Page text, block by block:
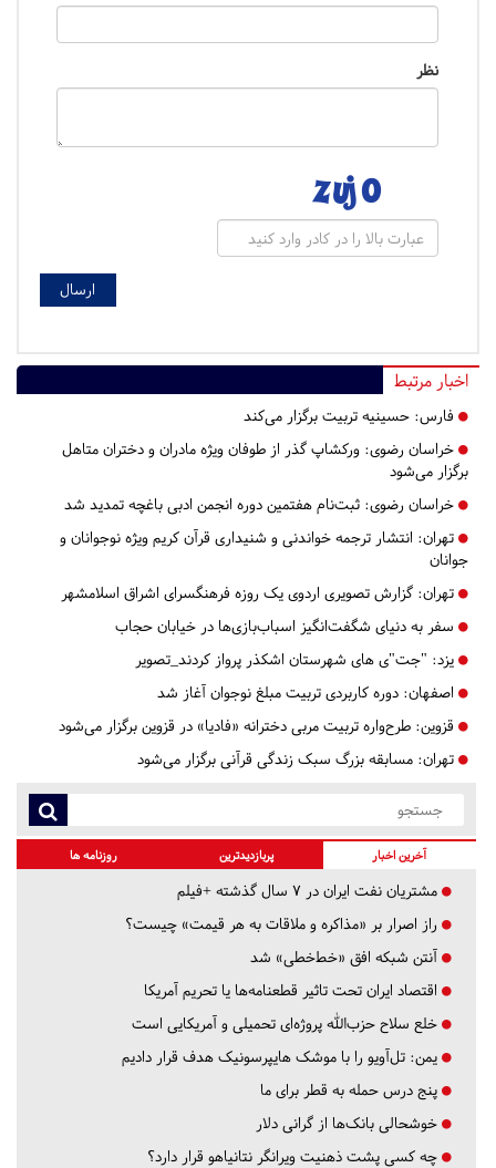
نظر
اخبار مرتبط
فارس: حسینیه تربیت برگزار می‌کند
خراسان رضوی: ورکشاپ گذر از طوفان ویژه مادران و دختران متاهل
برگزار می‌شود
خراسان رضوی: ثبت‌نام هفتمین دوره انجمن ادبی باغچه تمدید شد
تهران: انتشار ترجمه خواندنی و شنیداری قرآن کریم ویژه نوجوانان و
جوانان
تهران: گزارش تصویری اردوی یک روزه فرهنگسرای اشراق اسلامشهر
سفر به دنیای شگفت‌انگیز اسباب‌بازی‌ها در خیابان حجاب
یزد: "جت"ی های شهرستان اشکذر پرواز کردند_تصویر
اصفهان: دوره کاربردی تربیت مبلغ نوجوان آغاز شد
قزوین: طرح‌واره تربیت مربی دخترانه «فادیا» در قزوین برگزار می‌شود
تهران: مسابقه بزرگ سبک زندگی قرآنی برگزار می‌شود
آخرین اخبار پربازدیدترین روزنامه ها
مشتریان نفت ایران در ۷ سال گذشته +فیلم
راز اصرار بر «مذاکره و ملاقات به هر قیمت» چیست؟
آنتن شبکه افق «خط‌خطی» شد
اقتصاد ایران تحت تاثیر قطعنامه‌ها یا تحریم‌ آمریکا
خلع سلاح حزب‌الله پروژه‌ای تحمیلی و آمریکایی است
یمن: تل‌آویو را با موشک هایپرسونیک هدف قرار دادیم
پنج درس‌ حمله به قطر برای ما
خوشحالی بانک‌ها از گرانی دلار
چه کسی پشت ذهنیت ویرانگر نتانیاهو قرار دارد؟